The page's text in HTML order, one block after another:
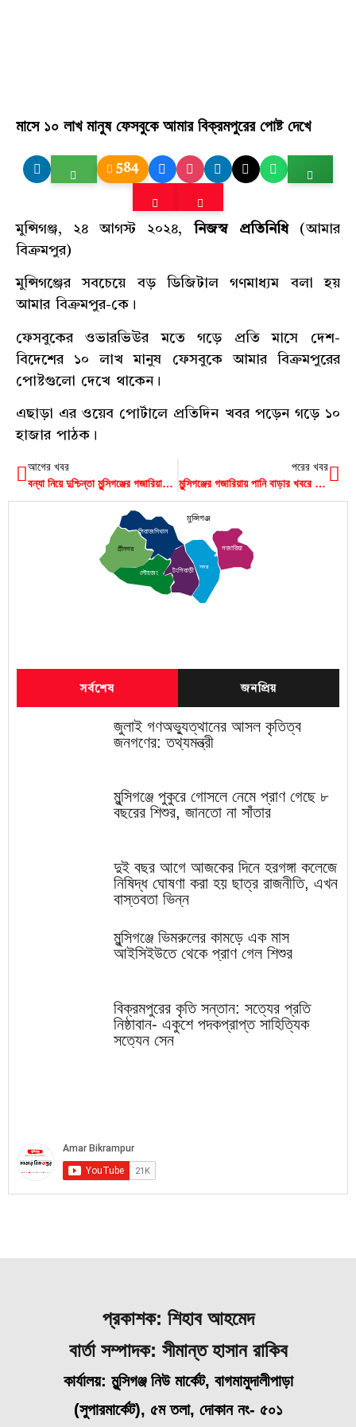
মাসে ১০ লাখ মানুষ ফেসবুকে আমার বিক্রমপুরের পোষ্ট দেখে
584
মুন্সিগঞ্জ, ২৪ আগস্ট ২০২৪, নিজস্ব প্রতিনিধি(আমার
বিক্রমপুর)
মুন্সিগঞ্জের সবচেয়ে বড় ডিজিটাল গণমাধ্যম বলা হয়
আমার বিক্রমপুর-কে।
ফেসবুকের ওভারভিউর মতে গড়ে প্রতি মাসে দেশ-
বিদেশের ১০ লাখ মানুষ ফেসবুকে আমার বিক্রমপুরের
পোষ্টগুলো দেখে থাকেন।
এছাড়া এর ওয়েব পোর্টালে প্রতিদিন খবর পড়েন গড়ে ১০
হাজার পাঠক।
আগের খবর
বন্যা নিয়ে দুশ্চিন্তা মুন্সিগঞ্জের গজারিয়ায়, আজ সারাদিন পানি উঠানামা করবে মেঘনায়
পরের খবর
মুন্সিগঞ্জের গজারিয়ায় পানি বাড়ার খবরে প্রস্তুত ১৭ বন্যা আশ্রয় কেন্দ্র
শ্রীনগর
সিরাজদিখান
টংগিবাড়ী
সদর
গজারিয়া
লৌহজং
মুন্সিগঞ্জ
সর্বশেষ জনপ্রিয়
জুলাই গণঅভ্যুত্থানের আসল কৃতিত্ব
জনগণের: তথ্যমন্ত্রী
মুন্সিগঞ্জে পুকুরে গোসলে নেমে প্রাণ গেছে ৮
বছরের শিশুর, জানতো না সাঁতার
দুই বছর আগে আজকের দিনে হরগঙ্গা কলেজে
নিষিদ্ধ ঘোষণা করা হয় ছাত্র রাজনীতি, এখন
বাস্তবতা ভিন্ন
মুন্সিগঞ্জে ভিমরুলের কামড়ে এক মাস
আইসিইউতে থেকে প্রাণ গেল শিশুর
বিক্রমপুরের কৃতি সন্তান: সত্যের প্রতি
নিষ্ঠাবান- একুশে পদকপ্রাপ্ত সাহিত্যিক
সত্যেন সেন
প্রকাশক: শিহাব আহমেদ
বার্তা সম্পাদক: সীমান্ত হাসান রাকিব
কার্যালয়: মুন্সিগঞ্জ নিউ মার্কেট, বাগমামুদালীপাড়া
(সুপারমার্কেট), ৫ম তলা, দোকান নং- ৫০১